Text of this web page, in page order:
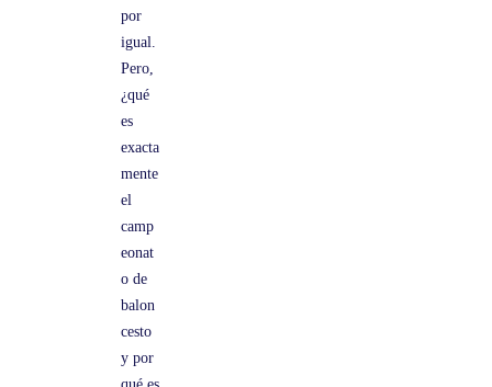
por
igual.
Pero,
¿qué
es
exacta
mente
el
camp
eonat
o de
balon
cesto
y por